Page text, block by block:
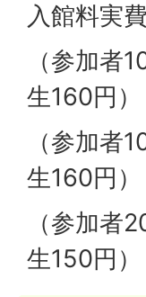
入館料実
（参加者
生160円）
（参加者
生160円）
（参加者
生150円）